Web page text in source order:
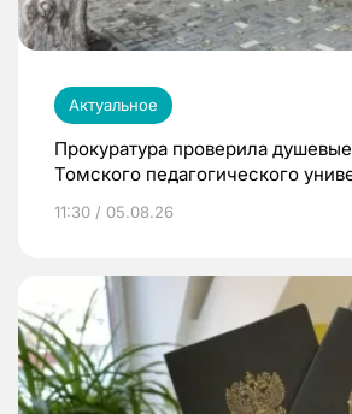
Актуальное
Прокуратура проверила
Томского педагогического
11:30 / 05.08.26